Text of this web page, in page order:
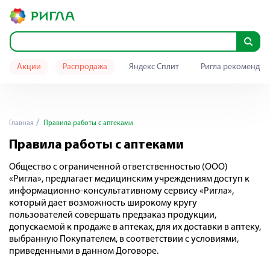
Акции Распродажа Яндекс Сплит Ригла
Главная Правила работы с аптеками
Правила работы с аптеками
Общество с ограниченной ответственностью (ООО)
«Ригла», предлагает медицинским учреждениям доступ к
информационно-консультативному сервису «Ригла»,
который дает возможность широкому кругу
пользователей совершать предзаказ продукции,
допускаемой к продаже в аптеках, для их доставки в аптеку,
выбранную Покупателем, в соответствии с условиями,
приведенными в данном Договоре.